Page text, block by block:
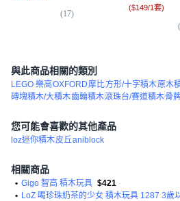
(17)
($149/1套)
與此商品相關的類別
LEGO 樂高OXFORD摩比方形/十字積木原木
磚塊積木/大積木齒輪積木滾珠台/賽道積木骨
您可能會喜歡的其他產品
loz迷你積木皮丘aniblock
相關商品
• Gigo 智高 積木玩具 $421
• LoZ 喝珍珠奶茶的少女 積木玩具 1287 3歲